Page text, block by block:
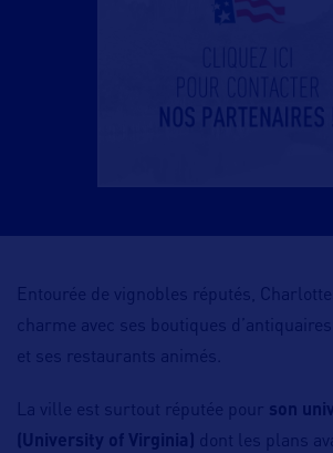
Entourée de vignobles réputés,
charme avec ses boutiques
et ses restaurants animés.
La ville est surtout réputée pour son
(University of Virginia) dont les plans